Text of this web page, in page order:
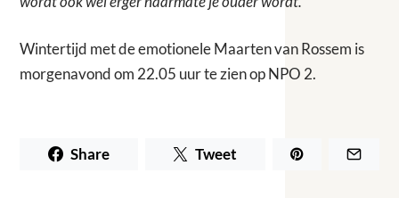
Wintertijd met de emotionele Maarten van Rossem is
morgenavond om 22.05 uur te zien op NPO 2.
Share Tweet